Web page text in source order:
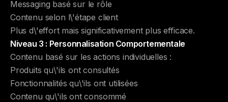
Messaging basé sur le rôle
Contenu selon l\'étape client
Plus d\'effort mais significativement plus efficace.
Niveau 3 : Personnalisation Comportementale
Contenu basé sur les actions individuelles :
Produits qu\'ils ont consultés
Fonctionnalités qu\'ils ont utilisées
Contenu qu\'ils ont consommé